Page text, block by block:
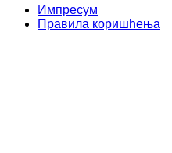
Импресум
Правила коришћења